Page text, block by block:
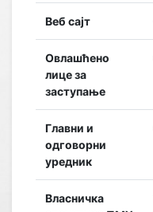
Веб сајт
Овлашћено
лице за
заступање
Главни и
одговорни
уредник
Власничка